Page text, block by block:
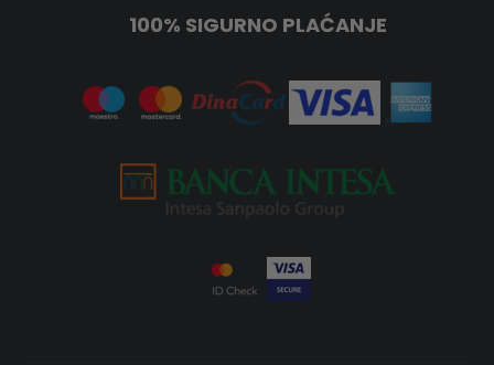
100% SIGURNO PLAĆANJE